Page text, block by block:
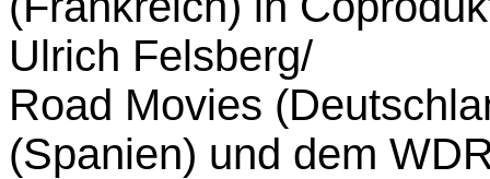
Ulrich Felsberg/
Road Movies
(Spanien) und dem